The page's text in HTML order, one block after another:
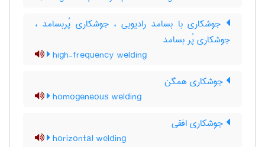
جوشکاری با بسامد رادیویی ، جوشکاری پُربسامد ،
جوشکاری پُر بسامد
high-frequency welding
جوشکاری همگن
homogeneous welding
جوشکاری افقی
horizontal welding